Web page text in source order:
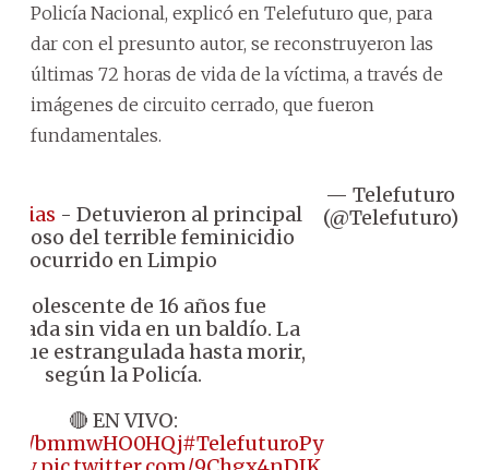
Policía Nacional, explicó en Telefuturo que, para
dar con el presunto autor, se reconstruyeron las
últimas 72 horas de vida de la víctima, a través de
imágenes de circuito cerrado, que fueron
fundamentales.
- Detuvieron al principal
del terrible feminicidio
ocurrido en Limpio
adolescente de 16 años fue
sin vida en un baldío. La
fue estrangulada hasta morir,
según la Policía.
🔴 EN VIVO:
bmmwHO0HQj#TelefuturoPy
— Telefuturo
(@Telefuturo)